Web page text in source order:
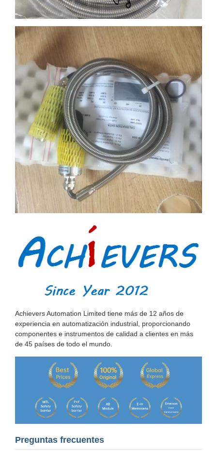
Achievers Automation Limited tiene más de 12 años de
experiencia en automatización industrial, proporcionando
componentes e instrumentos de calidad a clientes en más
de 45 países de todo el mundo.
Preguntas frecuentes